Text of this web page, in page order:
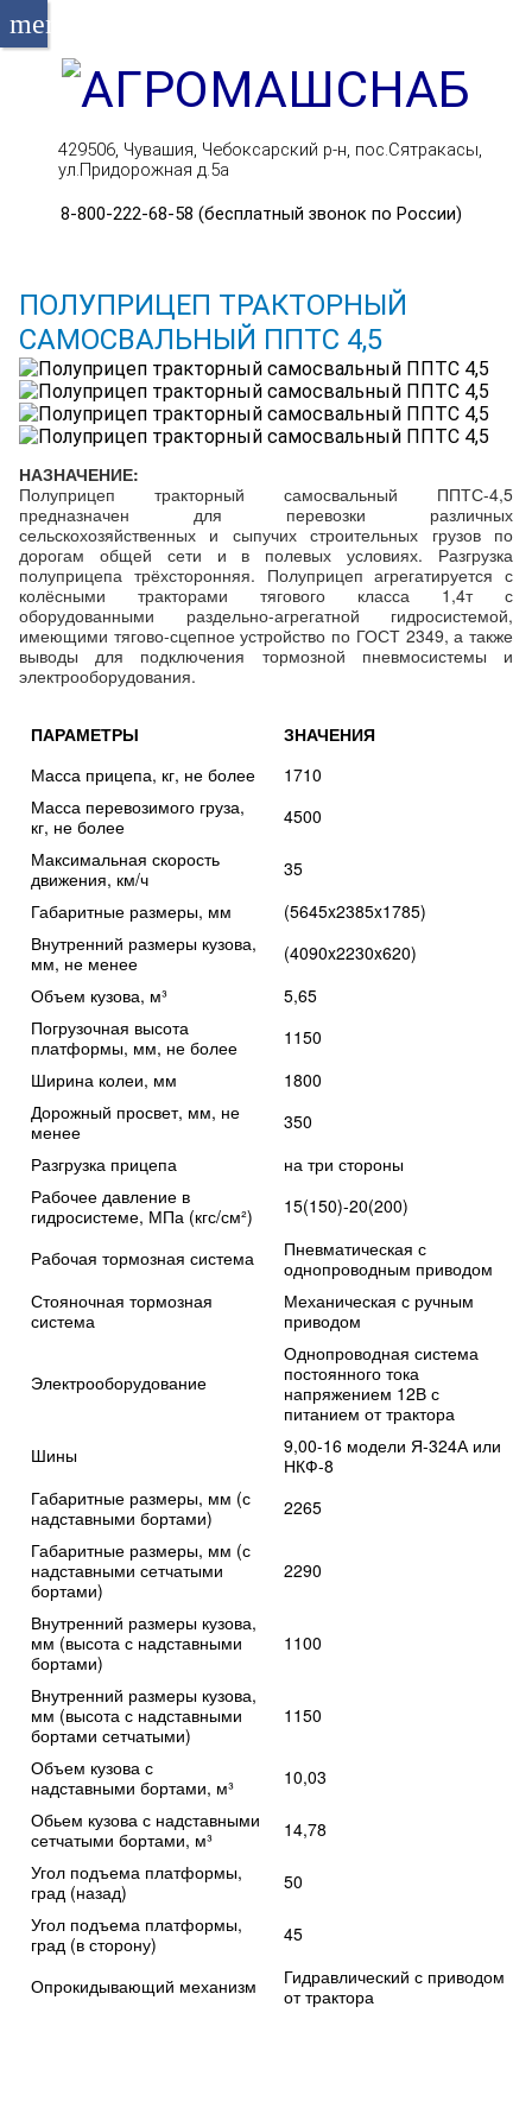
menu
429506, Чувашия, Чебоксарский р-н, пос.Сятракасы,
ул.Придорожная д.5а
8-800-222-68-58 (бесплатный звонок по России)
ПОЛУПРИЦЕП ТРАКТОРНЫЙ
САМОСВАЛЬНЫЙ ППТС 4,5
НАЗНАЧЕНИЕ:
Полуприцеп тракторный самосвальный ППТС-4,5
предназначен для перевозки различных
сельскохозяйственных и сыпучих строительных грузов по
дорогам общей сети и в полевых условиях. Разгрузка
полуприцепа трёхсторонняя. Полуприцеп агрегатируется с
колёсными тракторами тягового класса 1,4т с
оборудованными раздельно-агрегатной гидросистемой,
имеющими тягово-сцепное устройство по ГОСТ 2349, а также
выводы для подключения тормозной пневмосистемы и
электрооборудования.
ПАРАМЕТРЫ
ЗНАЧЕНИЯ
Масса прицепа, кг, не более
1710
Масса перевозимого груза,
кг, не более
4500
Максимальная скорость
движения, км/ч
35
Габаритные размеры, мм
(5645x2385x1785)
Внутренний размеры кузова,
мм, не менее
(4090x2230x620)
Объем кузова, м³
5,65
Погрузочная высота
платформы, мм, не более
1150
Ширина колеи, мм
1800
Дорожный просвет, мм, не
менее
350
Разгрузка прицепа
на три стороны
Рабочее давление в
гидросистеме, МПа (кгс/см²)
15(150)-20(200)
Рабочая тормозная система
Пневматическая с
однопроводным приводом
Стояночная тормозная
система
Механическая с ручным
приводом
Электрооборудование
Однопроводная система
постоянного тока
напряжением 12В с
питанием от трактора
Шины
9,00-16 модели Я-324А или
НКФ-8
Габаритные размеры, мм (с
надставными бортами)
2265
Габаритные размеры, мм (с
надставными сетчатыми
бортами)
2290
Внутренний размеры кузова,
мм (высота с надставными
бортами)
1100
Внутренний размеры кузова,
мм (высота с надставными
бортами сетчатыми)
1150
Объем кузова с
надставными бортами, м³
10,03
Обьем кузова с надставными
сетчатыми бортами, м³
14,78
Угол подъема платформы,
град (назад)
50
Угол подъема платформы,
град (в сторону)
45
Опрокидывающий механизм
Гидравлический с приводом
от трактора